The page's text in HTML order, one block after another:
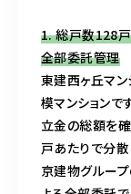
1. 総戸数128戸
全部委託管理
東建西ヶ丘マ
模マンションで
立金の総額を
戸あたりで分
京建物グルー